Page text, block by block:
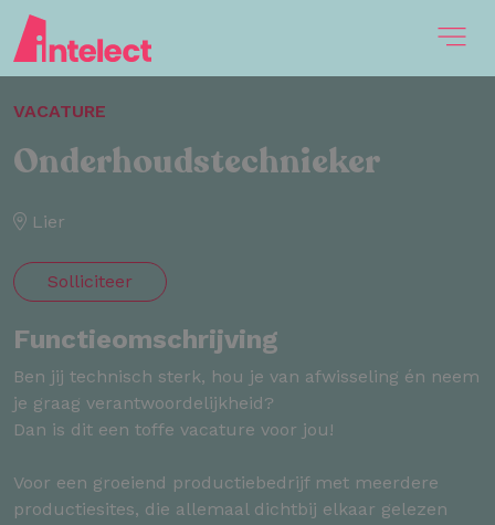
VACATURE
Onderhoudstechnieker
Lier
Solliciteer
Functieomschrijving
Ben jij technisch sterk, hou je van afwisseling én neem
je graag verantwoordelijkheid?
Dan is dit een toffe vacature voor jou!
Voor een groeiend productiebedrijf met meerdere
productiesites, die allemaal dichtbij elkaar gelezen